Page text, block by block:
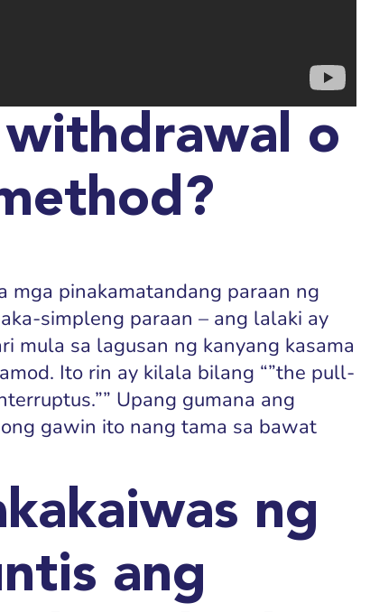
o
pinakamatandang paraan ng
simpleng paraan – ang lalaki ay
mula sa lagusan ng kanyang kasama
Ito rin ay kilala bilang “”the pull-
Upang gumana ang
gawin ito nang tama sa bawat
ng
ang